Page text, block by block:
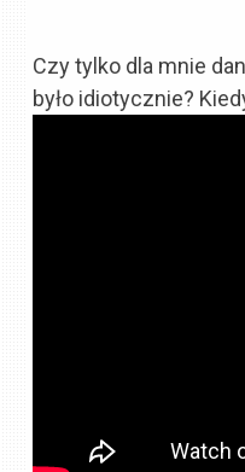
Czy tylko dla mnie
było idiotycznie?